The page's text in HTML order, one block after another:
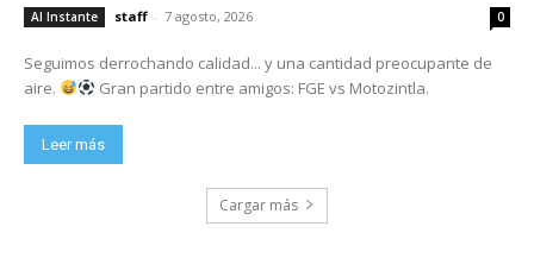
Al Instante staff - 7 agosto, 2026 0
Seguimos derrochando calidad... y una cantidad preocupante de
aire.
Gran partido entre amigos: FGE vs Motozintla.
Leer más
Cargar más